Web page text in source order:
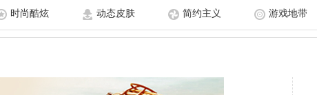
时尚酷炫 动态皮肤 简约主义 游戏地带